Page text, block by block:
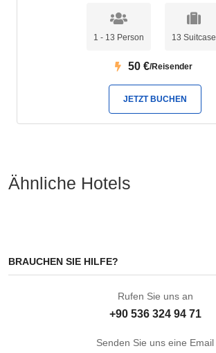
1 - 13 Person 13 Suitcase
50€/Reisender
JETZT BUCHEN
Ähnliche Hotels
BRAUCHEN SIE HILFE?
Rufen Sie uns an
+90 536 324 94 71
Senden Sie uns eine Email